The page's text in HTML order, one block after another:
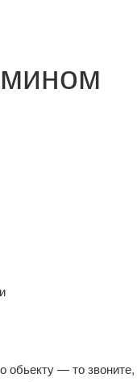
обьекту — то звоните,